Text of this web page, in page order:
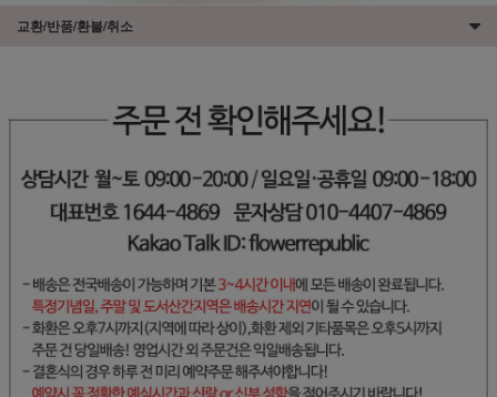
교환/반품/환불/취소